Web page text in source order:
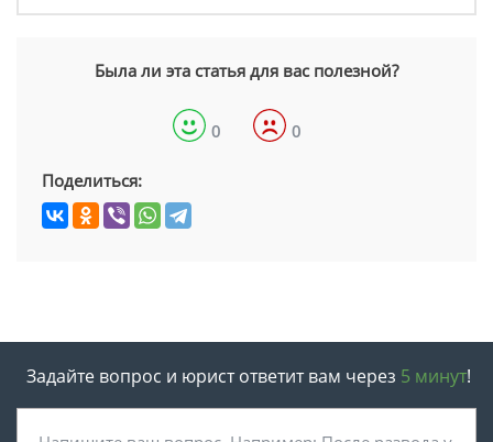
Была ли эта статья для вас полезной?
0 0
Поделиться:
Задайте вопрос и юрист ответит вам через 5 минут!